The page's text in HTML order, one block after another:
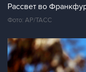
Рассвет во
Фото: AP/ТАСС